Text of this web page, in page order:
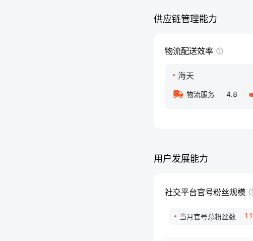
供应链管理能力
物流配送效率
海天
物流服务 4.8
用户发展能力
社交平台官号粉丝规模
当月官号总粉丝数